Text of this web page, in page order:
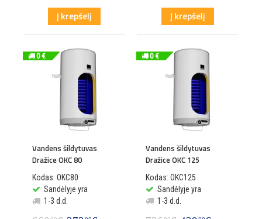
Į krepšelį Į krepšelį
0 €
Vandens šildytuvas
Dražice OKC 80
Kodas: OKC80
Sandėlyje yra
1-3 d.d.
0 €
Vandens šildytuvas
Dražice OKC 125
Kodas: OKC125
Sandėlyje yra
1-3 d.d.